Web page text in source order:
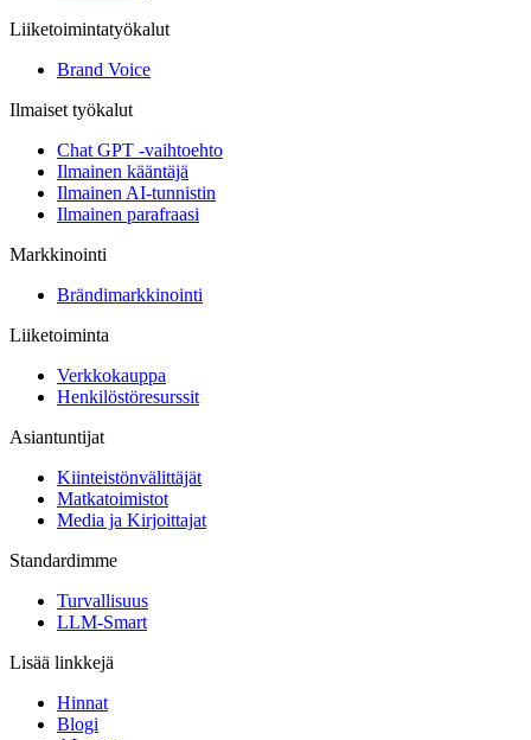
Liiketoimintatyökalut
Brand Voice
Ilmaiset työkalut
Chat GPT -vaihtoehto
Ilmainen kääntäjä
Ilmainen AI-tunnistin
Ilmainen parafraasi
Markkinointi
Brändimarkkinointi
Liiketoiminta
Verkkokauppa
Henkilöstöresurssit
Asiantuntijat
Kiinteistönvälittäjät
Matkatoimistot
Media ja Kirjoittajat
Standardimme
Turvallisuus
LLM-Smart
Lisää linkkejä
Hinnat
Blogi